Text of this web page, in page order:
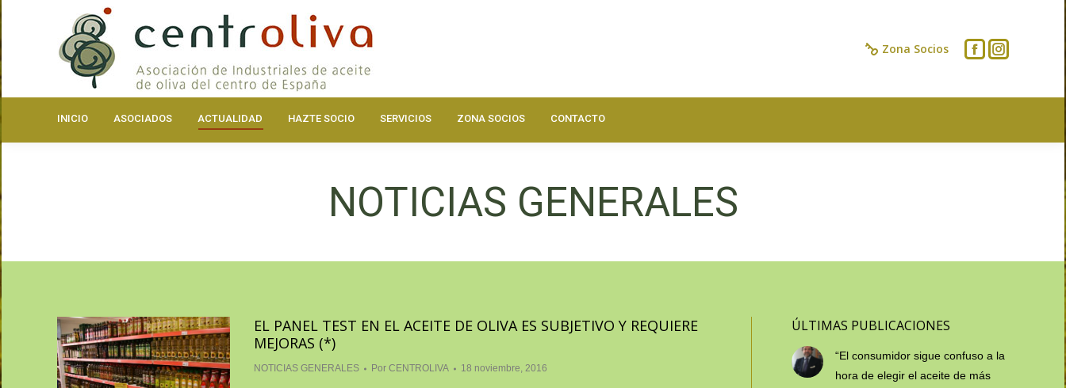
Zona Socios
INICIO ASOCIADOS ACTUALIDAD HAZTE SOCIO SERVICIOS ZONA SOCIOS CONTACTO
NOTICIAS GENERALES
EL PANEL TEST EN EL ACEITE DE OLIVA ES SUBJETIVO Y REQUIERE
MEJORAS (*)
NOTICIAS GENERALES Por CENTROLIVA 18 noviembre, 2016
ÚLTIMAS PUBLICACIONES
“El consumidor sigue confuso a la
hora de elegir el aceite de más
ASOCIADOS